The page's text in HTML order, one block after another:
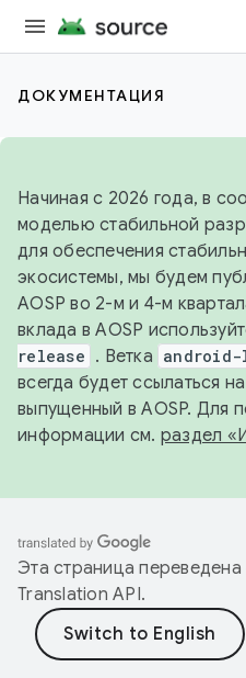
ДОКУМЕНТАЦИЯ
Начиная с 2026 года, в
моделью стабильной
для обеспечения
экосистемы, мы будем
AOSP во 2-м и 4-м
вклада в AOSP
release . Ветка
всегда будет ссылаться
выпущенный в AOSP. Для
информации см. раздел
Эта страница
Translation API.